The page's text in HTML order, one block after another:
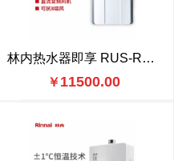
林内热水器即享 RUS-R16E65ARF
￥11500.00